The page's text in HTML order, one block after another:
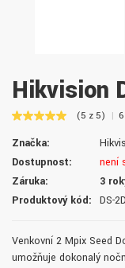
Hikvision
(5 z 5)
Značka:
Dostupnost:
není
Záruka:
3
Produktový kód:
DS-
Venkovní 2 Mpix Seed
umožňuje dokonalý